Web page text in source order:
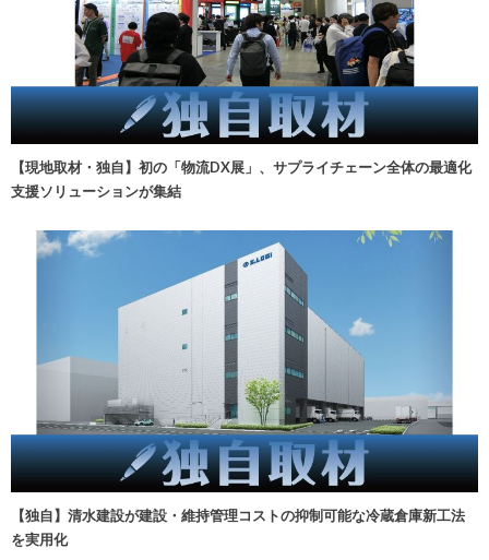
【現地取材・独自】初の「物流DX展」、サプライチェーン全体の最適化
支援ソリューションが集結
【独自】清水建設が建設・維持管理コストの抑制可能な冷蔵倉庫新工法
を実用化